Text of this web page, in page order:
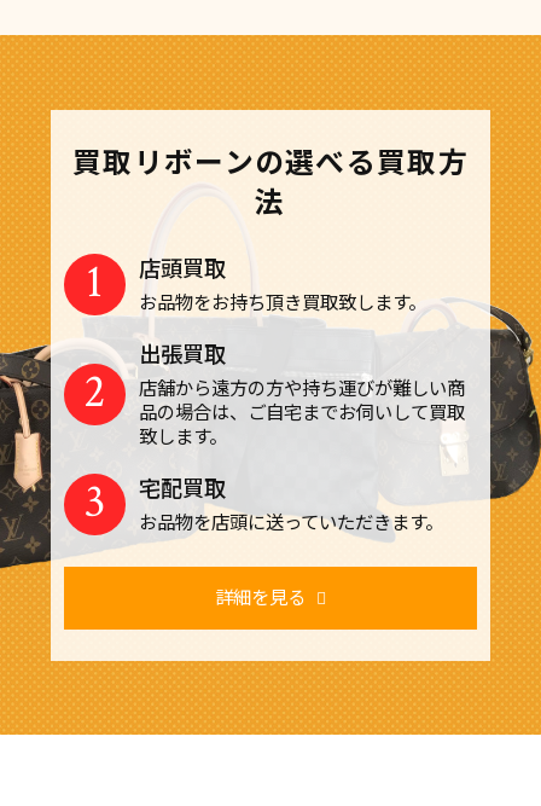
買取リボーンの選べる買取方
法
店頭買取
お品物をお持ち頂き買取致します。
1
出張買取
店舗から遠方の方や持ち運びが難しい商
品の場合は、ご自宅までお伺いして買取
致します。
2
宅配買取
お品物を店頭に送っていただきます。
3
詳細を見る